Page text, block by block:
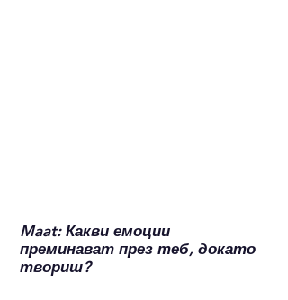
Maat: Какви емоции
преминават през теб, докато
твориш?